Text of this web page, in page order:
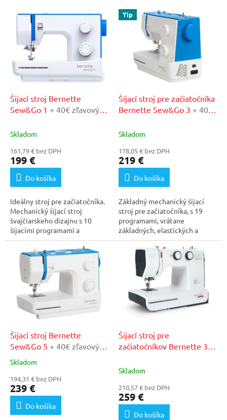
dŠijací stroj Bernette
Sew&Go 1 + 40€ zľavový
autorizovanom servise
Skladom
161,79 € bez DPH
199 €
Do košíka
Ideálny stroj pre začiatočníka.
Mechanický šijací stroj
švajčiarskeho dizajnu s 10
šijacími programami a
rýchlosťou šitia až...
Tip
Šijací stroj pre začiatočníka
Bernette Sew&Go 3 + 40€
autorizovanom servise
Skladom
178,05 € bez DPH
219 €
Do košíka
Základný mechanický šijací
stroj pre začiatočníka, s 19
programami, vrátane
základných, elastických a
overlockových...
Šijací stroj Bernette
Sew&Go 5 + 40€ zľavový
kupón v našom
Priemerné
produktu
je
5,0
Skladom
194,31 € bez DPH
239 €
Do košíka
Šijací stroj pre
začiatočníkov Bernette 33
našom autorizovanom
Skladom
210,57 € bez DPH
259 €
Do košíka